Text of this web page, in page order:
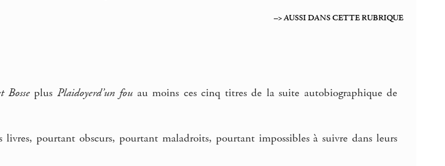
–> AUSSI DANS CETTE RUBRIQUE
Bosseplus Plaidoyerd’un fouau moins ces cinq titres de la suite autobiographique de
pourtant obscurs, pourtant maladroits, pourtant impossibles à suivre dans leurs